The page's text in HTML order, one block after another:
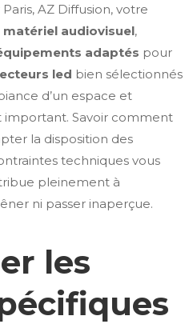
AZ Diffusion, votre
audiovisuel,
adaptés pour
led bien sélectionnés
d’un espace et
Savoir comment
la disposition des
techniques vous
pleinement à
ni passer inaperçue.
les